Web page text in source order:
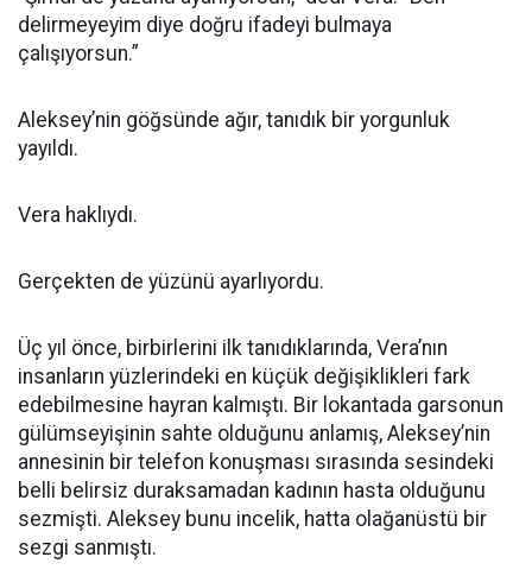
delirmeyeyim diye doğru ifadeyi bulmaya
çalışıyorsun.”
Aleksey’nin göğsünde ağır, tanıdık bir yorgunluk
yayıldı.
Vera haklıydı.
Gerçekten de yüzünü ayarlıyordu.
Üç yıl önce, birbirlerini ilk tanıdıklarında, Vera’nın
insanların yüzlerindeki en küçük değişiklikleri fark
edebilmesine hayran kalmıştı. Bir lokantada garsonun
gülümseyişinin sahte olduğunu anlamış, Aleksey’nin
annesinin bir telefon konuşması sırasında sesindeki
belli belirsiz duraksamadan kadının hasta olduğunu
sezmişti. Aleksey bunu incelik, hatta olağanüstü bir
sezgi sanmıştı.